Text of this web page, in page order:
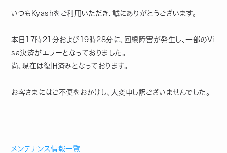
いつもKyashをご利用いただき、誠にありがとうございます。
本日17時21分および19時28分に、回線障害が発生し、一部のVi
sa決済がエラーとなっておりました。
尚、現在は復旧済みとなっております。
お客さまにはご不便をおかけし、大変申し訳ございませんでした。
メンテナンス情報一覧